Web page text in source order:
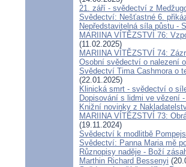
21. září - svědectví z
Svědectví: Nešťastné 6.
Nepředstavitelná síla půstu -
MARIINA VÍTĚZSTVÍ 76:
(11.02.2025)
MARIINA VÍTĚZSTVÍ 74:
Osobní svědectví o nalezení
Svědectví Tima Cashmora o
(22.01.2025)
Klinická smrt - svědectví o
Dopisování s lidmi ve vězení
Knižní novinky z
MARIINA VÍTĚZSTVÍ 73:
(19.11.2024)
Svědectví k modlitbě
Svědectví: Panna Maria mě
Různopisy naděje - Boží
Marthin Richard Bessenyi